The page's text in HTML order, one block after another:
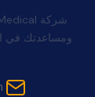
ومساعدتك في